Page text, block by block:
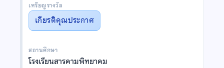
เหรียญรางวัล
เกียรติคุณประกาศ
สถานศึกษา
โรงเรียนสารคามพิทยาคม